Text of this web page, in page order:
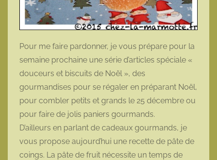
Pour me faire pardonner, je vous prépare pour la
semaine prochaine une série d’articles spéciale «
douceurs et biscuits de Noël », des
gourmandises pour se régaler en préparant Noël,
pour combler petits et grands le 25 décembre ou
pour faire de jolis paniers gourmands.
D’ailleurs en parlant de cadeaux gourmands, je
vous propose aujourd’hui une recette de pâte de
coings. La pâte de fruit nécessite un temps de